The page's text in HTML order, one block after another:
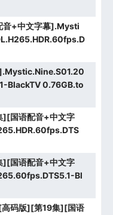
+中文字幕].Mysti
BlackTV 0.76GB.to
国语配音+中文字
国语配音+中文字
Bl
码版][第19集][国语